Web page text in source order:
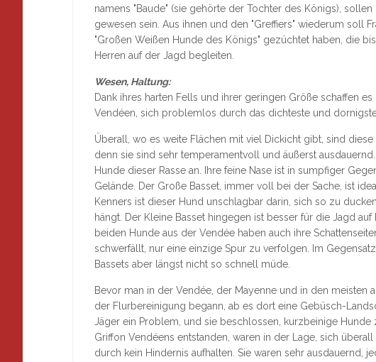
namens "Baude" (sie gehörte der Tochter des Königs),
gewesen sein. Aus ihnen und den "Greffiers" wiederum soll
"Großen Weißen Hunde des Königs" gezüchtet haben, die
Herren auf der Jagd begleiten.
Wesen, Haltung:
Dank ihres harten Fells und ihrer geringen Größe schaffen
Vendéen, sich problemlos durch das dichteste und
Überall, wo es weite Flächen mit viel Dickicht gibt, sind
denn sie sind sehr temperamentvoll und äußerst
Hunde dieser Rasse an. Ihre feine Nase ist in sumpfiger
Gelände. Der Große Basset, immer voll bei der Sache, ist
Kenners ist dieser Hund unschlagbar darin, sich so zu
hängt. Der Kleine Basset hingegen ist besser für die Jagd
beiden Hunde aus der Vendée haben auch ihre
schwerfällt, nur eine einzige Spur zu verfolgen. Im
Bassets aber längst nicht so schnell müde.
Bevor man in der Vendée, der Mayenne und in den meisten
der Flurbereinigung begann, ab es dort eine Gebüsch-
Jäger ein Problem, und sie beschlossen, kurzbeinige Hunde
Griffon Vendéens entstanden, waren in der Lage, sich
durch kein Hindernis aufhalten. Sie waren sehr ausdauernd,